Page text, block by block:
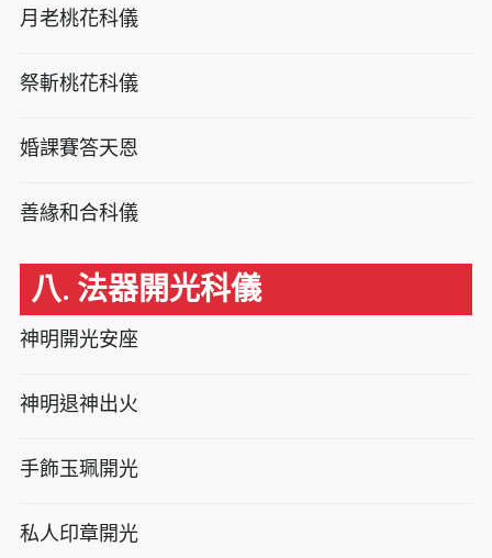
月老桃花科儀
祭斬桃花科儀
婚課賽答天恩
善緣和合科儀
八. 法器開光科儀
神明開光安座
神明退神出火
手飾玉珮開光
私人印章開光